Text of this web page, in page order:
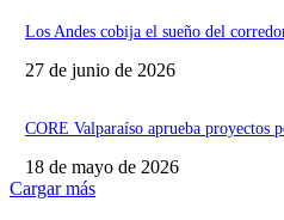
Los Andes cobija el sueño del
27 de junio de 2026
CORE Valparaíso aprueba proyectos
18 de mayo de 2026
Cargar más